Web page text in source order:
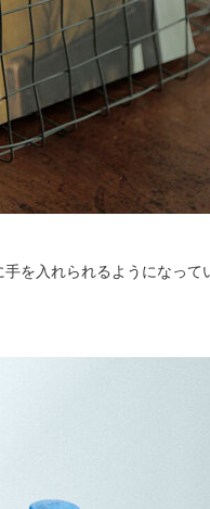
を入れられるようになって